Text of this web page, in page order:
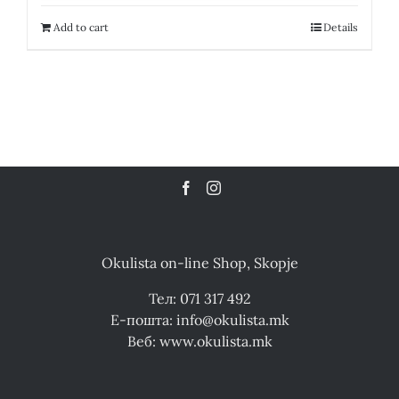
Add to cart Details
Okulista on-line Shop, Skopje
Тел: 071 317 492
Е-пошта: info@okulista.mk
Веб: www.okulista.mk